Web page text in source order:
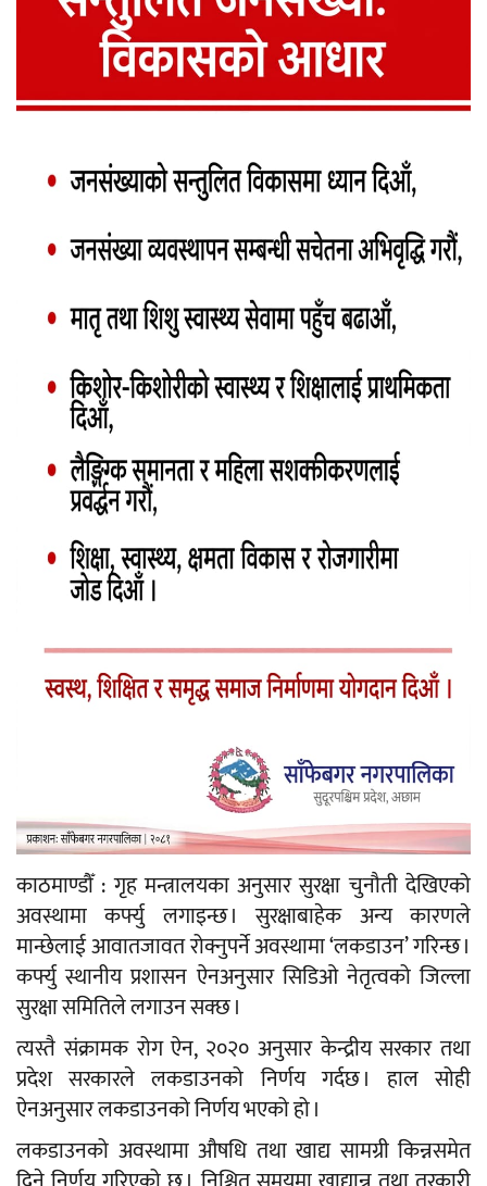
काठमाण्डौँ : गृह मन्त्रालयका अनुसार सुरक्षा चुनौती देखिएको
अवस्थामा कर्फ्यु लगाइन्छ । सुरक्षाबाहेक अन्य कारणले
मान्छेलाई आवातजावत रोक्नुपर्ने अवस्थामा ‘लकडाउन’ गरिन्छ ।
कर्फ्यु स्थानीय प्रशासन ऐनअनुसार सिडिओ नेतृत्वको जिल्ला
सुरक्षा समितिले लगाउन सक्छ ।
त्यस्तै संक्रामक रोग ऐन, २०२० अनुसार केन्द्रीय सरकार तथा
प्रदेश सरकारले लकडाउनको निर्णय गर्दछ । हाल सोही
ऐनअनुसार लकडाउनको निर्णय भएको हो ।
लकडाउनको अवस्थामा औषधि तथा खाद्य सामग्री किन्नसमेत